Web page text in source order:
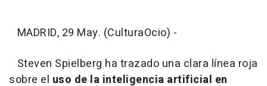
MADRID, 29 May. (CulturaOcio) -
Steven Spielberg ha trazado una clara línea roja
sobre el uso de la inteligencia artificial en